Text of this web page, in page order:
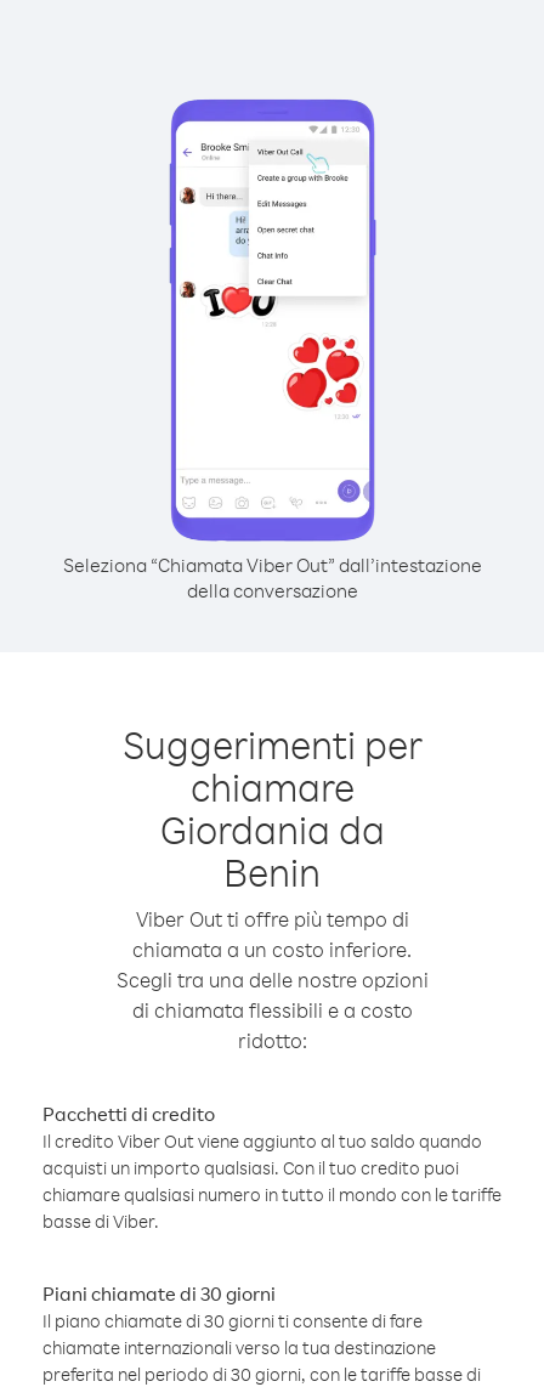
Seleziona “Chiamata Viber Out” dall’intestazione
della conversazione
Suggerimenti per
chiamare
Giordania da
Benin
Viber Out ti offre più tempo di
chiamata a un costo inferiore.
Scegli tra una delle nostre opzioni
di chiamata flessibili e a costo
ridotto:
Pacchetti di credito
Il credito Viber Out viene aggiunto al tuo saldo quando
acquisti un importo qualsiasi. Con il tuo credito puoi
chiamare qualsiasi numero in tutto il mondo con le tariffe
basse di Viber.
Piani chiamate di 30 giorni
Il piano chiamate di 30 giorni ti consente di fare
chiamate internazionali verso la tua destinazione
preferita nel periodo di 30 giorni, con le tariffe basse di